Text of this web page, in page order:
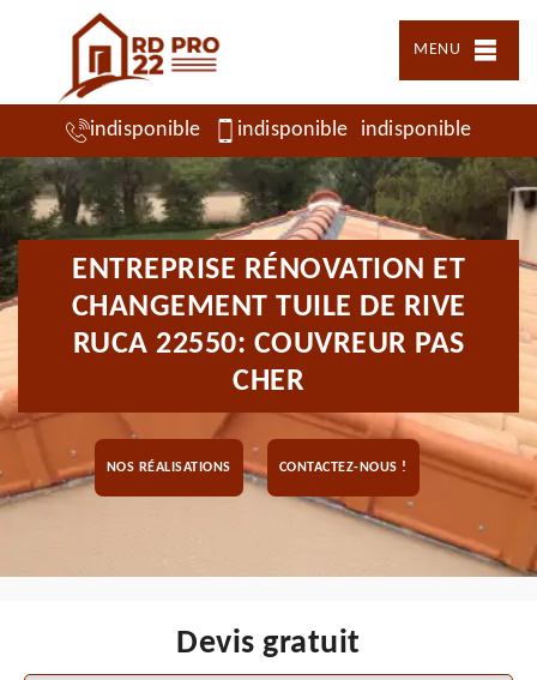
MENU
indisponible indisponible indisponible
ENTREPRISE RÉNOVATION ET
CHANGEMENT TUILE DE RIVE
RUCA 22550: COUVREUR PAS
CHER
NOS RÉALISATIONS CONTACTEZ-NOUS !
Devis gratuit